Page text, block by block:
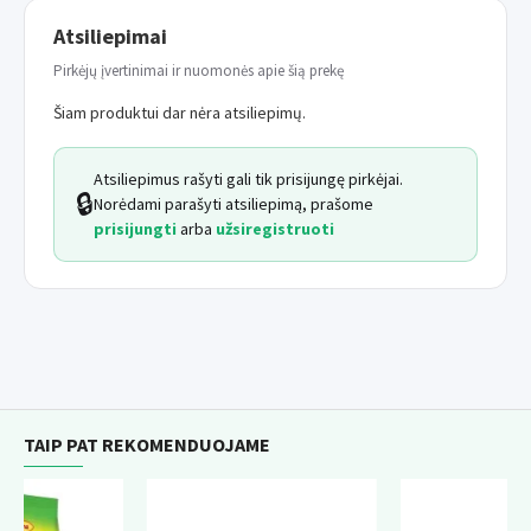
kiekvieną dieną. Kartą savaičių reika pakeisti visą patalynę.
Atsiliepimai
Pirkėjų įvertinimai ir nuomonės apie šią prekę
Šiam produktui dar nėra atsiliepimų.
🔒
Atsiliepimus rašyti gali tik prisijungę pirkėjai.
Norėdami parašyti atsiliepimą, prašome
prisijungti arba užsiregistruoti
TAIP PAT REKOMENDUOJAME